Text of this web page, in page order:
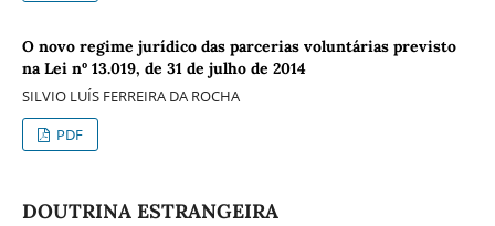
O novo regime jurídico das parcerias voluntárias previsto
na Lei nº 13.019, de 31 de julho de 2014
SILVIO LUÍS FERREIRA DA ROCHA
PDF
DOUTRINA ESTRANGEIRA